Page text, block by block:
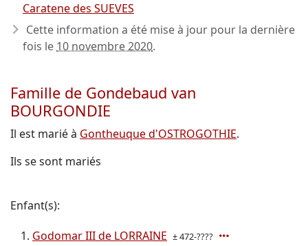
Caratene des SUEVES
Cette information a été mise à jour pour la dernière
fois le 10 novembre 2020.
Famille de Gondebaud van
BOURGONDIE
Il est marié à Gontheuque d'OSTROGOTHIE.
Ils se sont mariés
Enfant(s):
Godomar III de LORRAINE ± 472-????